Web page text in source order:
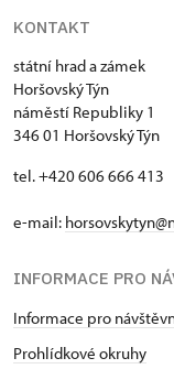
KONTAKT
státní hrad a zámek
Horšovský Týn
náměstí Republiky 1
346 01 Horšovský Týn
tel. +420 606 666 413
e-mail:
INFORMACE PRO
Informace pro
Prohlídkové okruhy